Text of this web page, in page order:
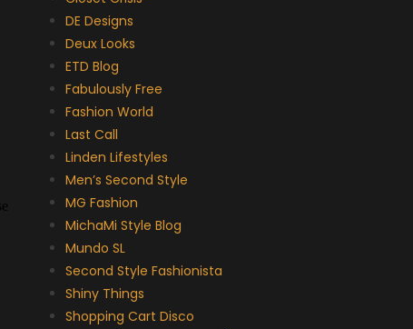
DE Designs
Deux Looks
ETD Blog
Fabulously Free
Fashion World
Last Call
Linden Lifestyles
Men’s Second Style
MG Fashion
MichaMi Style Blog
Mundo SL
Second Style Fashionista
Shiny Things
Shopping Cart Disco